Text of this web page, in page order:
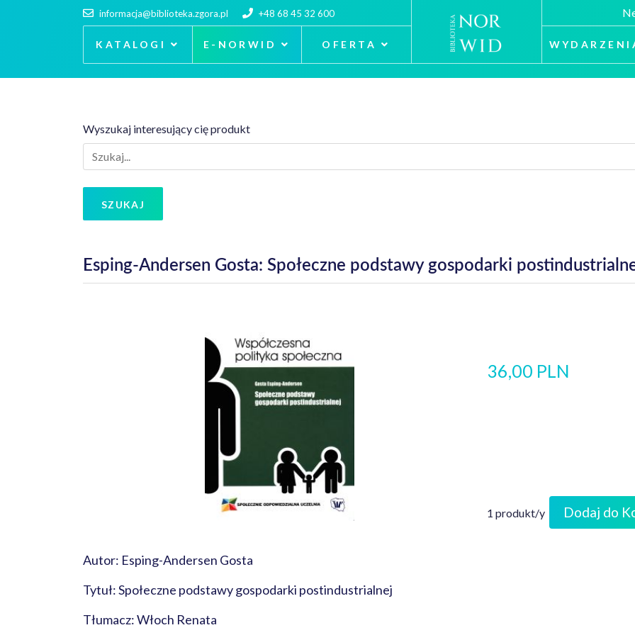
informacja@biblioteka.zgora.pl +48 68 45 32 600
KATALOGI E-NORWID OFERTA
Wyszukaj interesujący cię produkt
SZUKAJ
Esping-Andersen Gosta: Społeczne podstawy gospodarki
36,00 PLN
1 produkt/y Dodaj do
Autor: Esping-Andersen Gosta
Tytuł: Społeczne podstawy gospodarki postindustrialnej
Tłumacz: Włoch Renata